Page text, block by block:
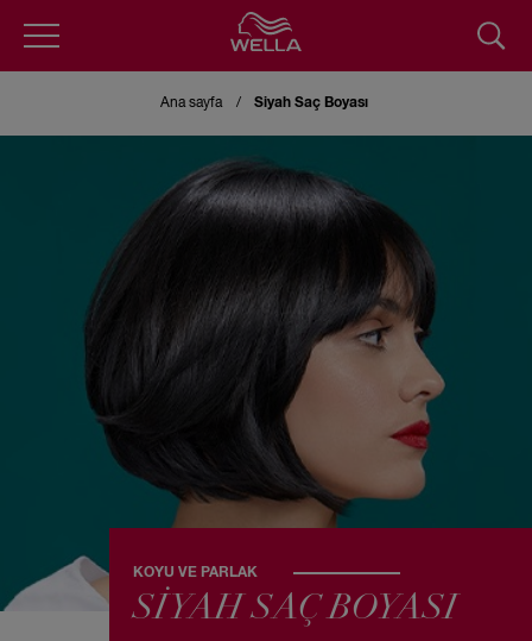
Ana sayfa Siyah Saç Boyası
KOYU VE PARLAK
SIYAH SAÇ BOYASI